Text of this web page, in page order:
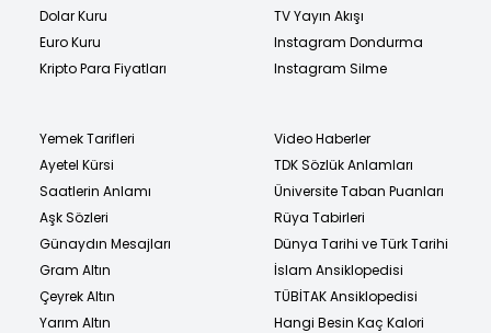
Dolar Kuru
Euro Kuru
Kripto Para Fiyatları
TV Yayın Akışı
Instagram Dondurma
Instagram Silme
Yemek Tarifleri
Ayetel Kürsi
Saatlerin Anlamı
Aşk Sözleri
Günaydın Mesajları
Gram Altın
Çeyrek Altın
Yarım Altın
Video Haberler
TDK Sözlük Anlamları
Üniversite Taban Puanları
Rüya Tabirleri
Dünya Tarihi ve Türk Tarihi
İslam Ansiklopedisi
TÜBİTAK Ansiklopedisi
Hangi Besin Kaç Kalori